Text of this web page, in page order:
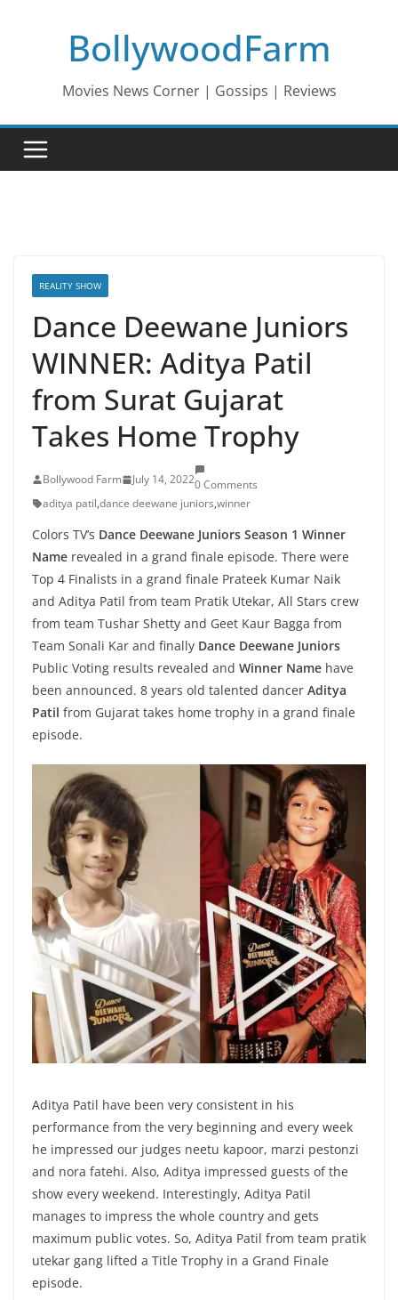
BollywoodFarm
Movies News Corner | Gossips | Reviews
REALITY SHOW
Dance Deewane Juniors
WINNER: Aditya Patil
from Surat Gujarat
Takes Home Trophy
Bollywood Farm July 14, 20220 Comments
aditya patil,dance deewane juniors,winner
Colors TV’s Dance Deewane Juniors Season 1 Winner
Name revealed in a grand finale episode. There were
Top 4 Finalists in a grand finale Prateek Kumar Naik
and Aditya Patil from team Pratik Utekar, All Stars crew
from team Tushar Shetty and Geet Kaur Bagga from
Team Sonali Kar and finally Dance Deewane Juniors
Public Voting results revealed and Winner Name have
been announced. 8 years old talented dancer Aditya
Patil from Gujarat takes home trophy in a grand finale
episode.
Aditya Patil have been very consistent in his
performance from the very beginning and every week
he impressed our judges neetu kapoor, marzi pestonzi
and nora fatehi. Also, Aditya impressed guests of the
show every weekend. Interestingly, Aditya Patil
manages to impress the whole country and gets
maximum public votes. So, Aditya Patil from team pratik
utekar gang lifted a Title Trophy in a Grand Finale
episode.